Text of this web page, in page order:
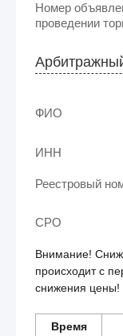
Номер
проведении
ФИО
ИНН
Реестровый
СРО
Внимание!
происходит с
снижения цены!
Время